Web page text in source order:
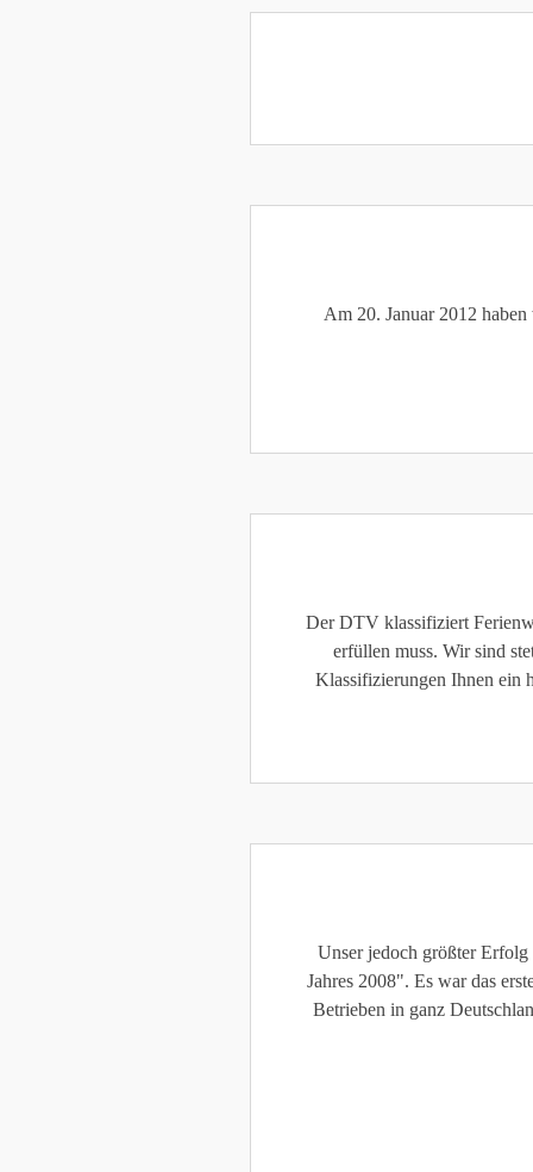
Am 20. Januar 2012
Der DTV klassifiziert
erfüllen muss. Wir sind
Klassifizierungen Ihnen ein
Unser jedoch größter
Jahres 2008". Es war das
Betrieben in ganz